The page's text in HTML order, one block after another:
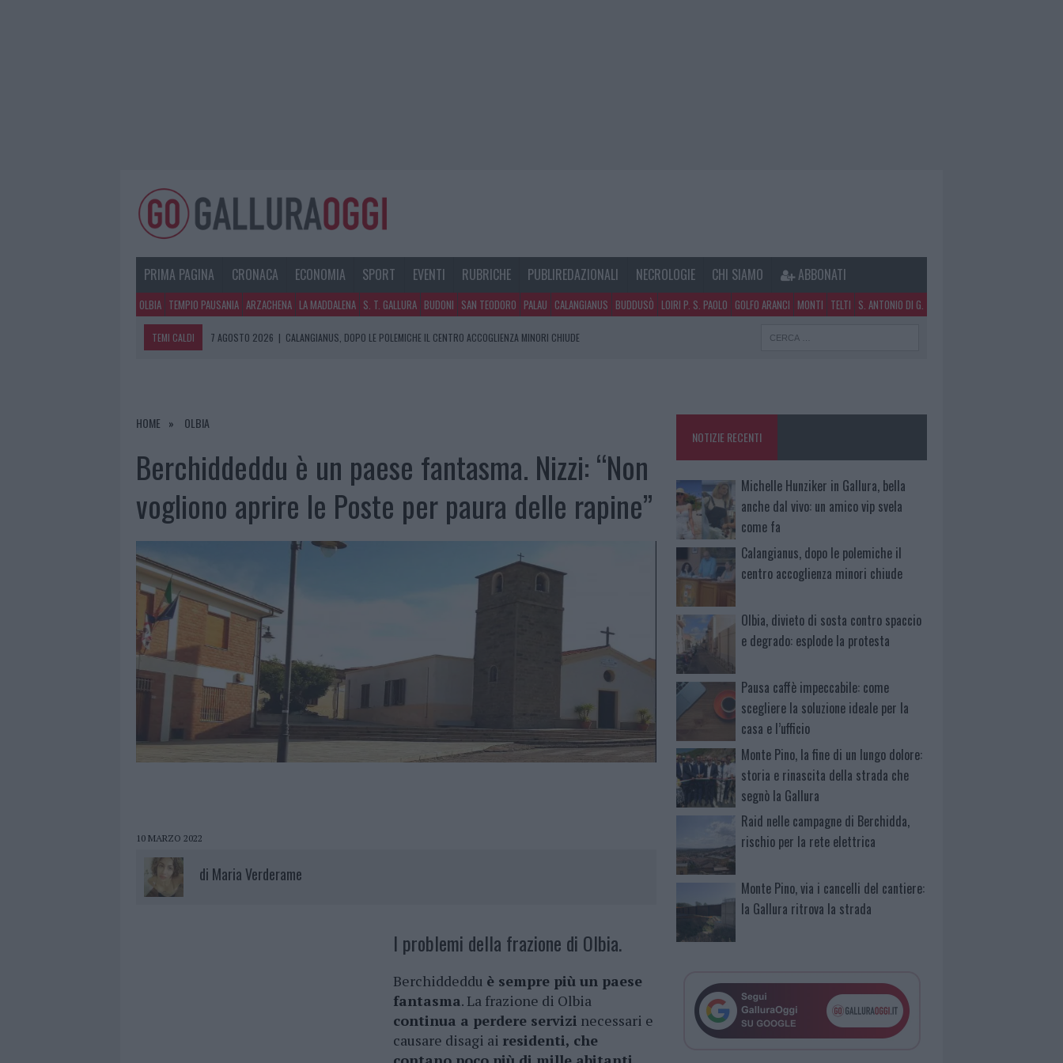
PRIMA PAGINA CRONACA ECONOMIA SPORT EVENTI RUBRICHE PUBLIREDAZIONALI NECROLOGIE CHI SIAMO ABBONATI
OLBIA TEMPIO PAUSANIA ARZACHENA LA MADDALENA S. T. GALLURA BUDONI SAN TEODORO PALAU CALANGIANUS BUDDUSÒ LOIRI P. S. PAOLO GOLFO ARANCI MONTI TELTI S. ANTONIO DI G.
TEMI CALDI 7 AGOSTO 2026 | CALANGIANUS, DOPO LE POLEMICHE IL CENTRO ACCOGLIENZA MINORI CHIUDE
7 AGOSTO 2026
HOME OLBIA
Berchiddeddu è un paese fantasma. Nizzi: “Non
vogliono aprire le Poste per paura delle rapine”
10 MARZO 2022
di Maria Verderame
I problemi della frazione di Olbia.
Berchiddeddu è sempre più un paese
fantasma. La frazione di Olbia
continua a perdere servizi necessari e
causare disagi ai residenti, che
NOTIZIE RECENTI
Michelle Hunziker in Gallura, bella
anche dal vivo: un amico vip svela
come fa
Calangianus, dopo le polemiche il
centro accoglienza minori chiude
Olbia, divieto di sosta contro spaccio
e degrado: esplode la protesta
Pausa caffè impeccabile: come
scegliere la soluzione ideale per la
casa e l’ufficio
Monte Pino, la fine di un lungo dolore:
storia e rinascita della strada che
segnò la Gallura
Raid nelle campagne di Berchidda,
rischio per la rete elettrica
Monte Pino, via i cancelli del cantiere:
la Gallura ritrova la strada